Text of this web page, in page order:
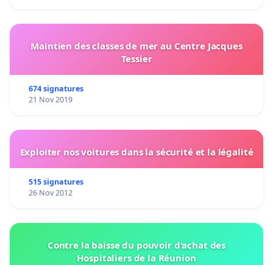
Maintien des classes de mer au Centre Jacques
Tessier
674 signatures
21 Nov 2019
Exploiter nos voitures dans la sécurité et la légalité
515 signatures
26 Nov 2012
Contre la baisse du pouvoir d'achat des
Hospitaliers de la Réunion